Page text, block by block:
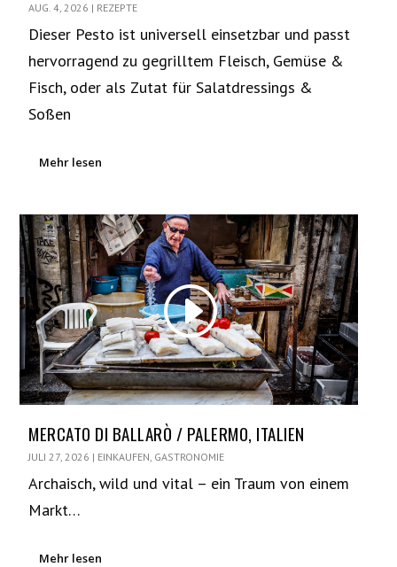
AUG. 4, 2026 | REZEPTE
Dieser Pesto ist universell einsetzbar und passt
hervorragend zu gegrilltem Fleisch, Gemüse &
Fisch, oder als Zutat für Salatdressings &
Soßen
Mehr lesen
MERCATO DI BALLARÒ / PALERMO, ITALIEN
JULI 27, 2026 | EINKAUFEN GASTRONOMIE
Archaisch, wild und vital – ein Traum von einem
Markt…
Mehr lesen